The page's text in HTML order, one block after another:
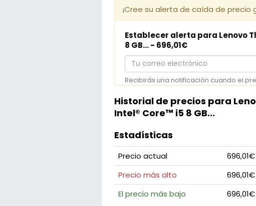
¡Cree su alerta de caída de precio
Establecer alerta para Lenovo
8 GB... - 696,01€
Tu
correo
electrónico
Recibirás una notificación cuando el
Historial de precios para
Intel® Core™ i5 8 GB...
Estadísticas
Precio actual 696,01€
Precio más alto
696,01€
El precio más bajo
696,01€